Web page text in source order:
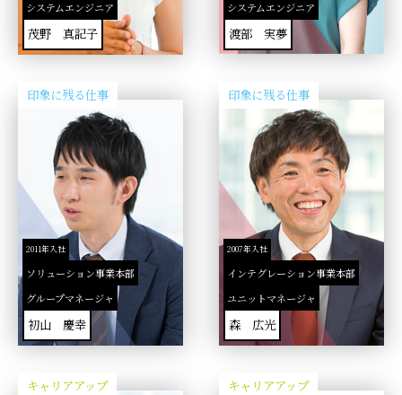
システムエンジニア
茂野 真記子
システムエンジニア
渡部 実夢
印象に残る仕事
2011年入社
ソリューション事業本部
グループマネージャ
初山 慶幸
印象に残る仕事
2007年入社
インテグレーション事業本部
ユニットマネージャ
森 広光
キャリアアップ キャリアアップ